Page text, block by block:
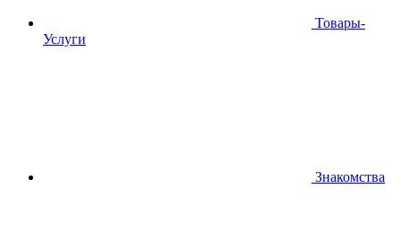
Товары-
Услуги
Знакомства